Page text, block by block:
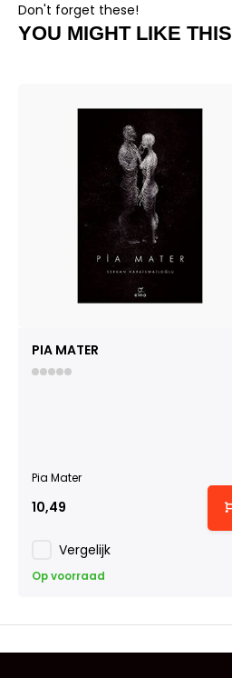
Don't forget these!
YOU MIGHT LIKE THIS
PIA MATER
Pia Mater
10,49
Vergelijk
Op voorraad